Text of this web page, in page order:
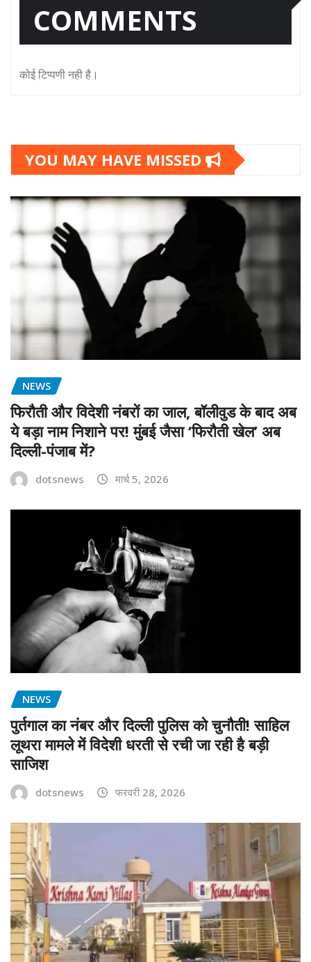
COMMENTS
कोई टिप्पणी नही है।
YOU MAY HAVE MISSED
NEWS
फिरौती और विदेशी नंबरों का जाल, बॉलीवुड के बाद अब
ये बड़ा नाम निशाने पर! मुंबई जैसा ‘फिरौती खेल’ अब
दिल्ली-पंजाब में?
dotsnews मार्च 5, 2026
NEWS
पुर्तगाल का नंबर और दिल्ली पुलिस को चुनौती! साहिल
लूथरा मामले में विदेशी धरती से रची जा रही है बड़ी
साजिश
dotsnews फरवरी 28, 2026